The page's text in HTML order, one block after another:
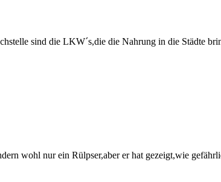
sind die LKW´s,die die Nahrung in die Städte
wohl nur ein Rülpser,aber er hat gezeigt,wie